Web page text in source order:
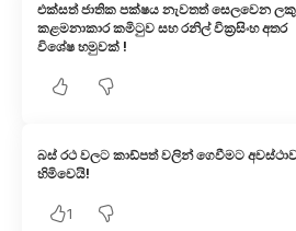
එක්සත් ජාතික පක්ෂය නැවතත් සෙලවෙන
කළමනාකාර කමිටුව සහ රනිල් වික්‍රසිංහ අතර
විශේෂ හමුවක් !
බස් රථ වලට කාඩ්පත් වලින් ගෙවීමට
හිමිවෙයි!
1